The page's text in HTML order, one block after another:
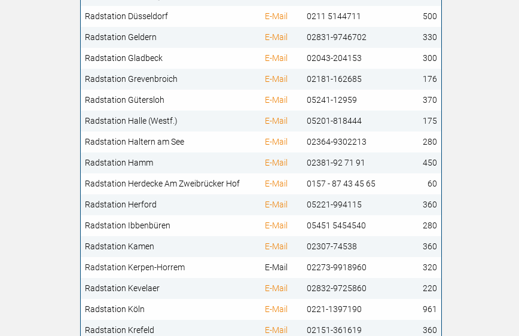
Radstation Düsseldorf E-Mail 0211 5144711 500
Radstation Geldern E-Mail 02831-9746702 330
Radstation Gladbeck E-Mail 02043-204153 300
Radstation Grevenbroich E-Mail 02181-162685 176
Radstation Gütersloh E-Mail 05241-12959 370
Radstation Halle (Westf.) E-Mail 05201-818444 175
Radstation Haltern am See E-Mail 02364-9302213 280
Radstation Hamm E-Mail 02381-92 71 91 450
Radstation Herdecke Am Zweibrücker Hof E-Mail 0157 - 87 43 45 65 60
Radstation Herford E-Mail 05221-994115 360
Radstation Ibbenbüren E-Mail 05451 5454540 280
Radstation Kamen E-Mail 02307-74538 360
Radstation Kerpen-Horrem E-Mail 02273-9918960 320
Radstation Kevelaer E-Mail 02832-9725860 220
Radstation Köln E-Mail 0221-1397190 961
Radstation Krefeld E-Mail 02151-361619 360